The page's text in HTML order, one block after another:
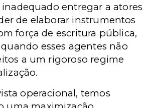
entregar a atores
de elaborar instrumentos
força de escritura pública,
esses agentes não
a um rigoroso regime
operacional, temos